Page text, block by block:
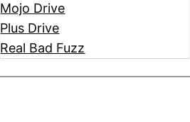
Mojo Drive
Plus Drive
Real Bad Fuzz